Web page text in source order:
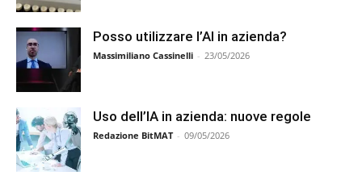
Posso utilizzare l’AI in azienda?
Massimiliano Cassinelli - 23/05/2026
Uso dell’IA in azienda: nuove regole
Redazione BitMAT - 09/05/2026